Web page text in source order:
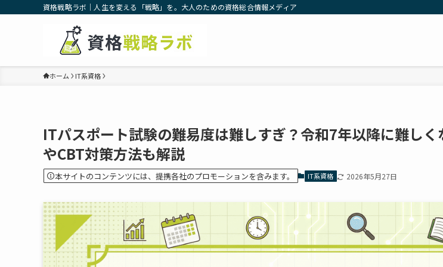
資格戦略ラボ｜人生を変える「戦略」を。大人のための資格総合情報メディア
ホーム IT系資格
ITパスポート試験の難易度は難しすぎ？令和7年以降に難し
やCBT対策方法も解説
本サイトのコンテンツには、提携各社のプロモーションを含みます。 IT系資格 2026年5月27日